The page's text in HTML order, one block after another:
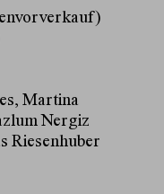
Martina
Nergiz
Riesenhuber